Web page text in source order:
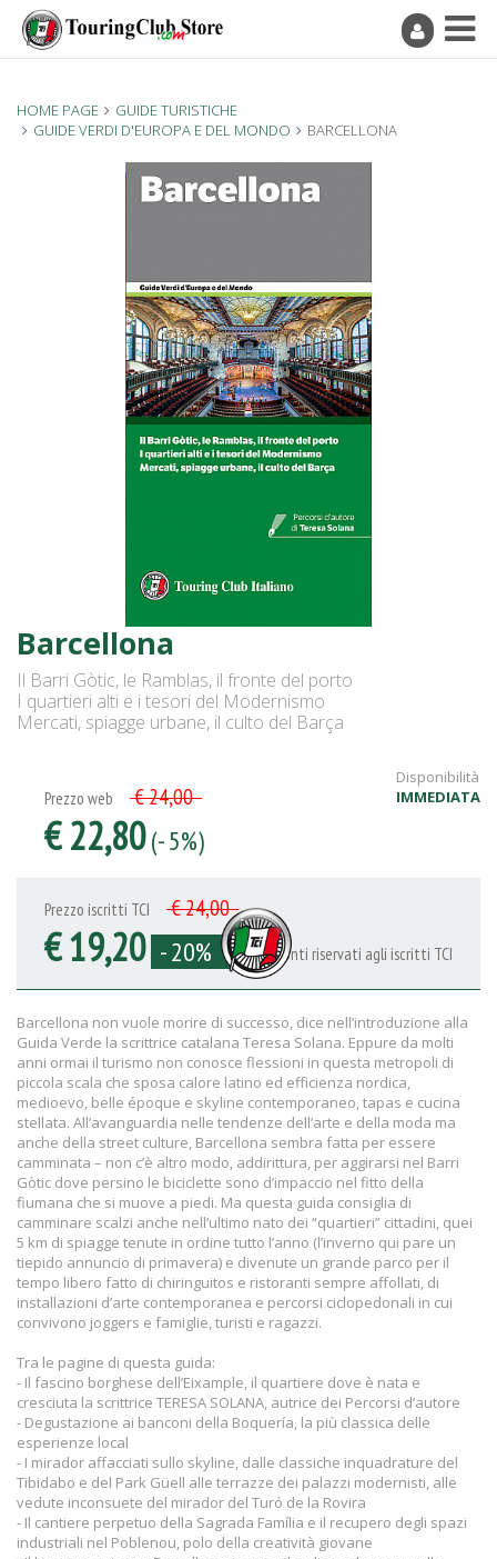
HOME PAGE
GUIDE TURISTICHE
GUIDE VERDI D'EUROPA E DEL MONDO
BARCELLONA
Barcellona
Il Barri Gòtic, le Ramblas, il fronte del porto
I quartieri alti e i tesori del Modernismo
Mercati, spiagge urbane, il culto del Barça
Disponibilità
IMMEDIATA
Prezzo web € 24,00
€ 22,80(- 5%)
Prezzo iscritti TCI € 24,00
€ 19,20 - 20% Sconti riservati agli iscritti TCI
Barcellona non vuole morire di successo, dice nell’introduzione alla
Guida Verde la scrittrice catalana Teresa Solana. Eppure da molti
anni ormai il turismo non conosce flessioni in questa metropoli di
piccola scala che sposa calore latino ed efficienza nordica,
medioevo, belle époque e skyline contemporaneo, tapas e cucina
stellata. All’avanguardia nelle tendenze dell’arte e della moda ma
anche della street culture, Barcellona sembra fatta per essere
camminata – non c’è altro modo, addirittura, per aggirarsi nel Barri
Gòtic dove persino le biciclette sono d’impaccio nel fitto della
fiumana che si muove a piedi. Ma questa guida consiglia di
camminare scalzi anche nell’ultimo nato dei “quartieri” cittadini, quei
5 km di spiagge tenute in ordine tutto l’anno (l’inverno qui pare un
tiepido annuncio di primavera) e divenute un grande parco per il
tempo libero fatto di chiringuitos e ristoranti sempre affollati, di
installazioni d’arte contemporanea e percorsi ciclopedonali in cui
convivono joggers e famiglie, turisti e ragazzi.
Tra le pagine di questa guida:
- Il fascino borghese dell’Eixample, il quartiere dove è nata e
cresciuta la scrittrice TERESA SOLANA, autrice dei Percorsi d’autore
- Degustazione ai banconi della Boquería, la più classica delle
esperienze local
- I mirador affacciati sullo skyline, dalle classiche inquadrature del
Tibidabo e del Park Güell alle terrazze dei palazzi modernisti, alle
vedute inconsuete del mirador del Turó de la Rovira
- Il cantiere perpetuo della Sagrada Família e il recupero degli spazi
industriali nel Poblenou, polo della creatività giovane